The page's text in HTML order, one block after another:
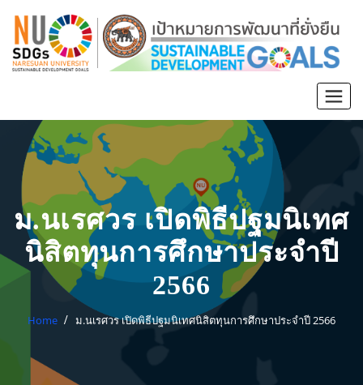
ม.นเรศวร เปิดพิธีปฐมนิเทศ
นิสิตทุนการศึกษาประจำปี
2566
Home ม.นเรศวร เปิดพิธีปฐมนิเทศนิสิตทุนการศึกษาประจำปี 2566